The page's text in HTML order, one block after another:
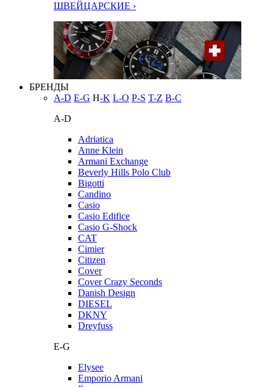
ШВЕЙЦАРСКИЕ ›
БРЕНДЫ
A-D E-G H-K L-O P-S T-Z В-С
A-D
Adriatica
Anne Klein
Armani Exchange
Beverly Hills Polo Club
Bigotti
Candino
Casio
Casio Edifice
Casio G-Shock
CAT
Cimier
Citizen
Cover
Cover Crazy Seconds
Danish Design
DIESEL
DKNY
Dreyfuss
E-G
Elysee
Emporio Armani